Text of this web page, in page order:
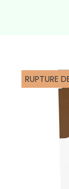
RUPTURE